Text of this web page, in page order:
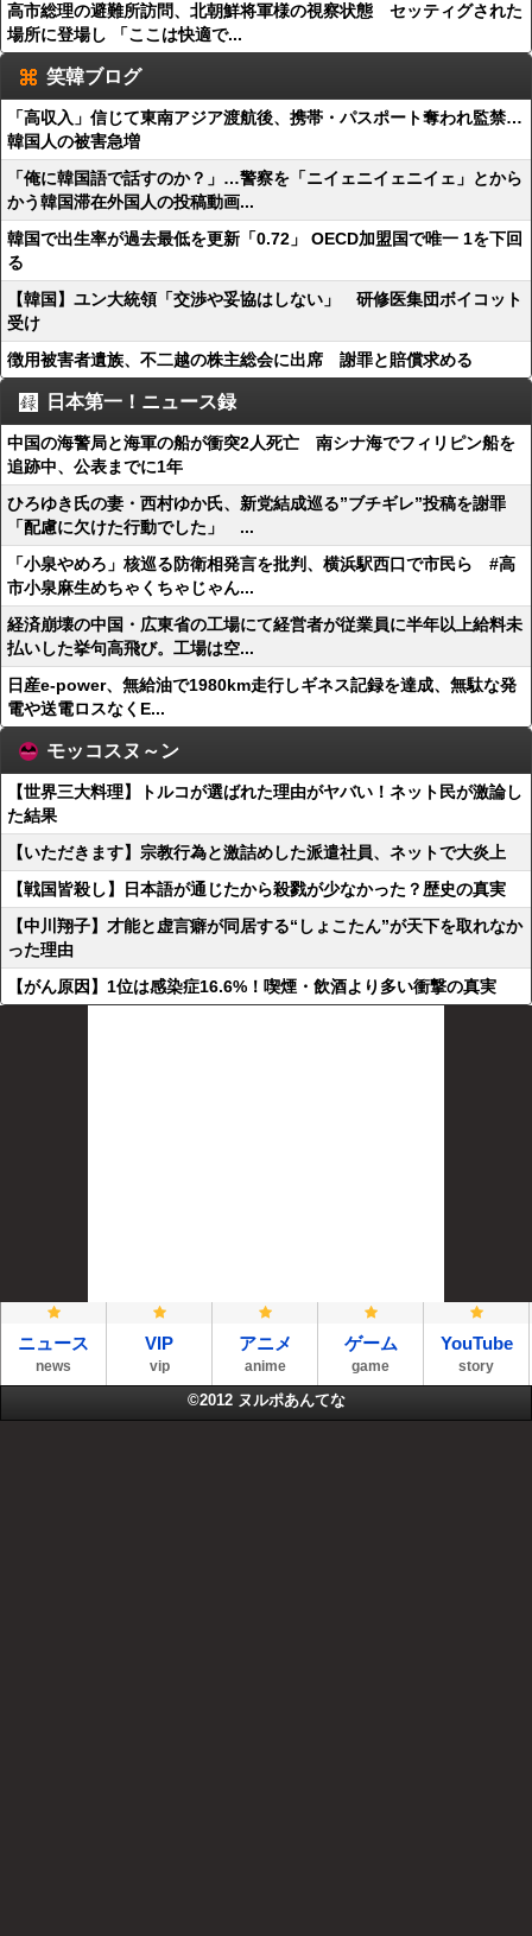
高市総理の避難所訪問、北朝鮮将軍様の視察状態 セッティグされた
場所に登場し 「ここは快適で...
笑韓ブログ
「高収入」信じて東南アジア渡航後、携帯・パスポート奪われ監禁…
韓国人の被害急増
「俺に韓国語で話すのか？」…警察を「ニイェニイェニイェ」とから
かう韓国滞在外国人の投稿動画...
韓国で出生率が過去最低を更新「0.72」 OECD加盟国で唯一 1を下回
る
【韓国】ユン大統領「交渉や妥協はしない」 研修医集団ボイコット
受け
徴用被害者遺族、不二越の株主総会に出席 謝罪と賠償求める
日本第一！ニュース録
中国の海警局と海軍の船が衝突2人死亡 南シナ海でフィリピン船を
追跡中、公表までに1年
ひろゆき氏の妻・西村ゆか氏、新党結成巡る”ブチギレ”投稿を謝罪
「配慮に欠けた行動でした」 ...
「小泉やめろ」核巡る防衛相発言を批判、横浜駅西口で市民ら #高
市小泉麻生めちゃくちゃじゃん...
経済崩壊の中国・広東省の工場にて経営者が従業員に半年以上給料未
払いした挙句高飛び。工場は空...
日産e-power、無給油で1980km走行しギネス記録を達成、無駄な発
電や送電ロスなくE...
モッコスヌ～ン
【世界三大料理】トルコが選ばれた理由がヤバい！ネット民が激論し
た結果
【いただきます】宗教行為と激詰めした派遣社員、ネットで大炎上
【戦国皆殺し】日本語が通じたから殺戮が少なかった？歴史の真実
【中川翔子】才能と虚言癖が同居する“しょこたん”が天下を取れなか
った理由
【がん原因】1位は感染症16.6%！喫煙・飲酒より多い衝撃の真実
ニュース
news
VIP
vip
アニメ
anime
ゲーム
game
YouTube
story
©2012 ヌルポあんてな